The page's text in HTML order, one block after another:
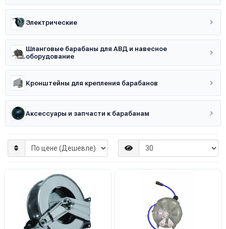
Электрические
Шланговые барабаны для АВД и навесное
оборудование
Кронштейны для крепления барабанов
Аксессуары и запчасти к барабанам